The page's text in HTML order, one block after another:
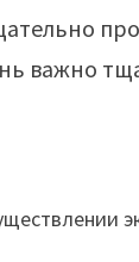
важно